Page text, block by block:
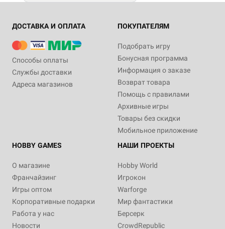
ДОСТАВКА И ОПЛАТА
Способы оплаты
Службы доставки
Адреса магазинов
ПОКУПАТЕЛЯМ
Подобрать игру
Бонусная программа
Информация о заказе
Возврат товара
Помощь с правилами
Архивные игры
Товары без скидки
Мобильное приложение
HOBBY GAMES
О магазине
Франчайзинг
Игры оптом
Корпоративные подарки
Работа у нас
Новости
НАШИ ПРОЕКТЫ
Hobby World
Игрокон
Warforge
Мир фантастики
Берсерк
CrowdRepublic